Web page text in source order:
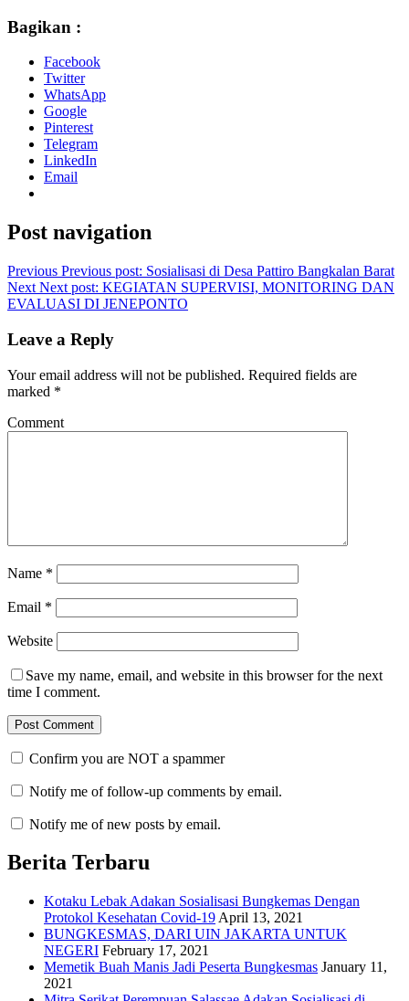
Bagikan :
Facebook
Twitter
WhatsApp
Google
Pinterest
Telegram
LinkedIn
Email
Post navigation
Previous Previous post: Sosialisasi di Desa Pattiro Bangkalan Barat
Next Next post: KEGIATAN SUPERVISI, MONITORING DAN
EVALUASI DI JENEPONTO
Leave a Reply
Your email address will not be published. Required fields are
marked *
Comment
Name *
Email *
Website
Save my name, email, and website in this browser for the next
time I comment.
Confirm you are NOT a spammer
Notify me of follow-up comments by email.
Notify me of new posts by email.
Berita Terbaru
Kotaku Lebak Adakan Sosialisasi Bungkemas Dengan
Protokol Kesehatan Covid-19 April 13, 2021
BUNGKESMAS, DARI UIN JAKARTA UNTUK
NEGERI February 17, 2021
Memetik Buah Manis Jadi Peserta Bungkesmas January 11,
2021